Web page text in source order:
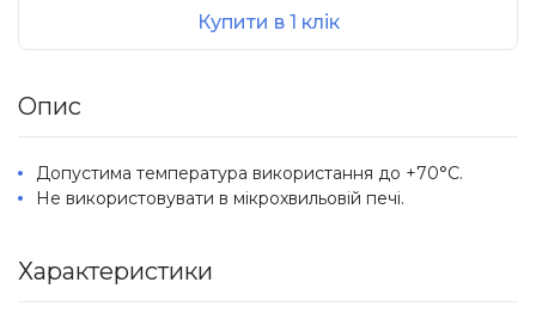
Купити в 1 клік
Опис
Допустима температура використання до +70°C.
Не використовувати в мікрохвильовій печі.
Характеристики